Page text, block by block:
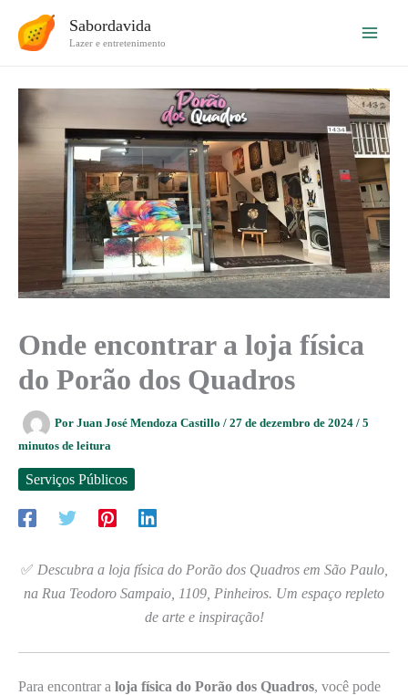
para
Sabordavida
Lazer e entretenimento
Onde encontrar a loja física
do Porão dos Quadros
Por Juan José Mendoza Castillo / 27 de dezembro de 2024 / 5
minutos de leitura
Serviços Públicos
✅ Descubra a loja física do Porão dos Quadros em São Paulo,
na Rua Teodoro Sampaio, 1109, Pinheiros. Um espaço repleto
de arte e inspiração!
Para encontrar a loja física do Porão dos Quadros, você pode